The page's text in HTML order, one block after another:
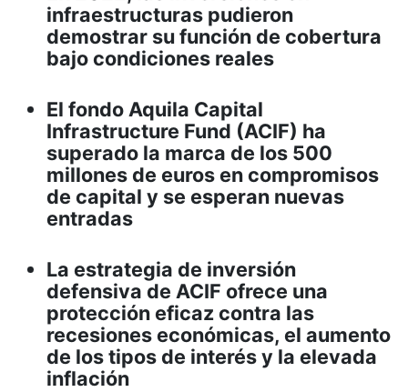
infraestructuras pudieron
demostrar su función de cobertura
bajo condiciones reales
El fondo Aquila Capital
Infrastructure Fund (ACIF) ha
superado la marca de los 500
millones de euros en compromisos
de capital y se esperan nuevas
entradas
La estrategia de inversión
defensiva de ACIF ofrece una
protección eficaz contra las
recesiones económicas, el aumento
de los tipos de interés y la elevada
inflación